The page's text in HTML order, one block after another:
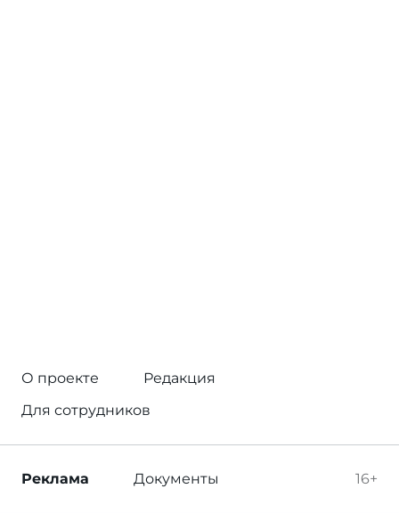
О проекте
Редакция
Для сотрудников
16+
Реклама Документы